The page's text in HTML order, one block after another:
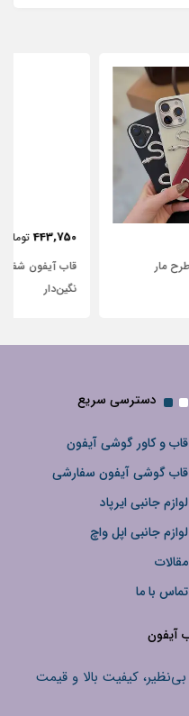
قاب آیفون شفاف با پاپیون سفید و
دسترسی سریع
قاب و کاور گوشی آیفون
قاب گوشی آیفون سفارشی
لوازم جانبی ایرپاد
لوازم جانبی اپل واچ
مقالات
تماس با ما
آیفون
کیفیت بالا و قیمت